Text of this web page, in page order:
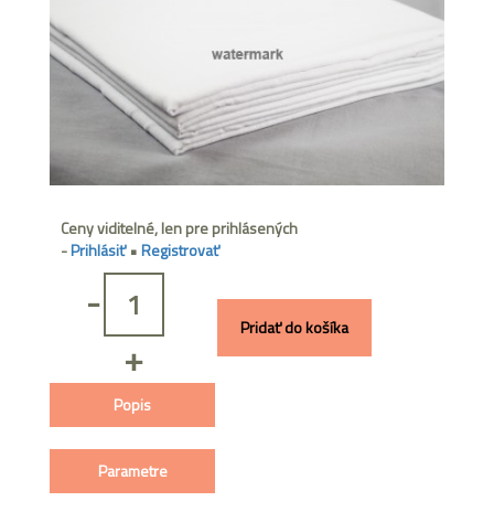
Ceny viditelné, len pre prihlásených
-Prihlásiť•Registrovať
-
+
Pridať do košíka
Popis
Parametre